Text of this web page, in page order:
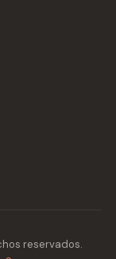
reservados.